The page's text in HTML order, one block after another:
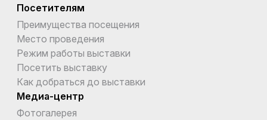
Посетителям
Преимущества посещения
Место проведения
Режим работы выставки
Посетить выставку
Как добраться до выставки
Медиа-центр
Фотогалерея